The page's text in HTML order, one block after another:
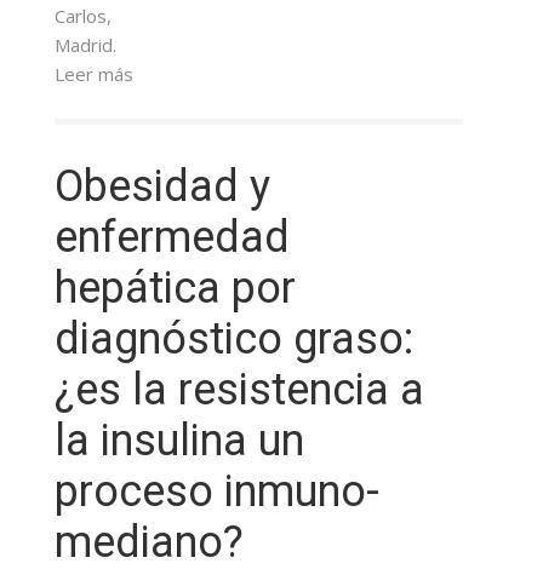
Carlos,
Madrid.
Leer más
Obesidad y
enfermedad
hepática por
diagnóstico graso:
¿es la resistencia a
la insulina un
proceso inmuno-
mediano?